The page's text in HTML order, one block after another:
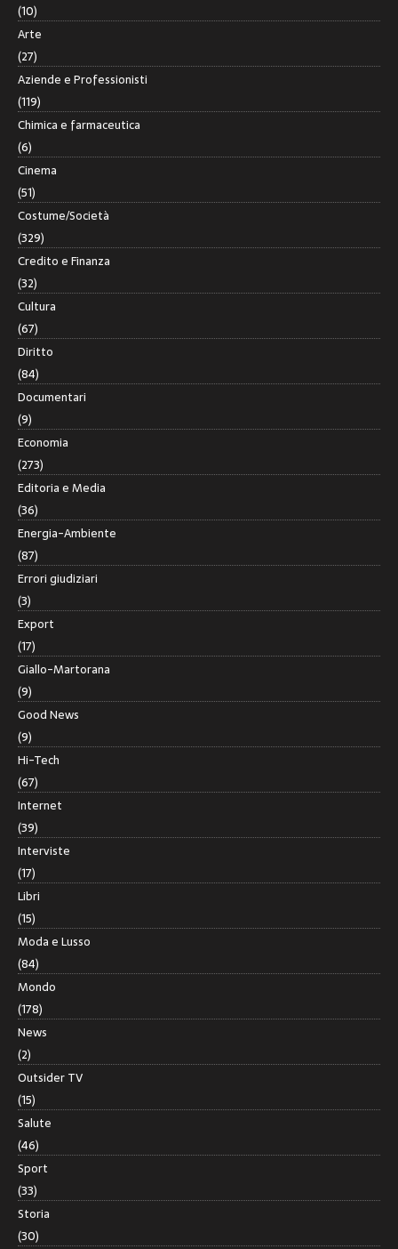
(10)
Arte
(27)
Aziende e Professionisti
(119)
Chimica e farmaceutica
(6)
Cinema
(51)
Costume/Società
(329)
Credito e Finanza
(32)
Cultura
(67)
Diritto
(84)
Documentari
(9)
Economia
(273)
Editoria e Media
(36)
Energia-Ambiente
(87)
Errori giudiziari
(3)
Export
(17)
Giallo-Martorana
(9)
Good News
(9)
Hi-Tech
(67)
Internet
(39)
Interviste
(17)
Libri
(15)
Moda e Lusso
(84)
Mondo
(178)
News
(2)
Outsider TV
(15)
Salute
(46)
Sport
(33)
Storia
(30)